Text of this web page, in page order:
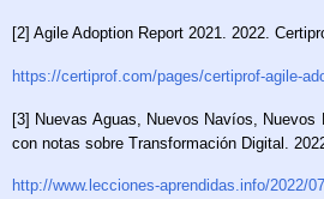
[2] Agile Adoption Report 2021. 2022.
https://certiprof.com/pages/certiprof-agile-
[3] Nuevas Aguas, Nuevos Navíos,
con notas sobre Transformación Digital.
http://www.lecciones-aprendidas.info/2022/